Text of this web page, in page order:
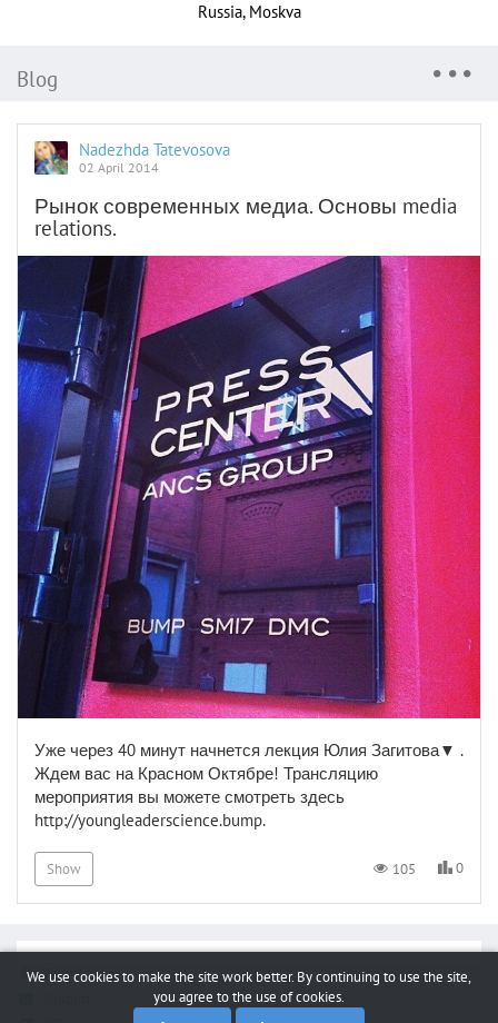
Russia, Moskva
Blog
Nadezhda Tatevosova
02 April 2014
Рынок современных медиа. Основы media
relations.
Уже через 40 минут начнется лекция Юлия Загитова▼ .
Ждем вас на Красном Октябре! Трансляцию
мероприятия вы можете смотреть здесь
http://youngleaderscience.bump.
Show 105 0
Report a bug
We use cookies to make the site work better. By continuing to use the site,
you agree to the use of cookies.